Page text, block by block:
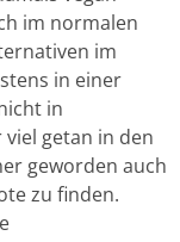
im normalen
im
in einer
in
getan in den
geworden auch
zu finden.